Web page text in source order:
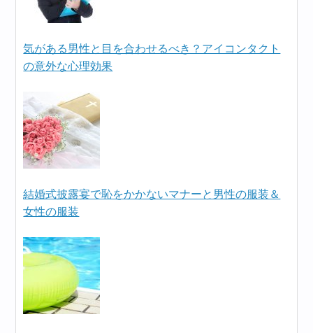
気がある男性と目を合わせるべき？アイコンタクト
の意外な心理効果
結婚式披露宴で恥をかかないマナーと男性の服装＆
女性の服装